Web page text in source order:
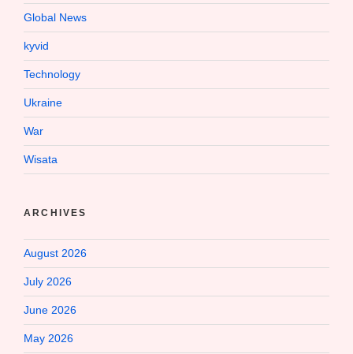
Global News
kyvid
Technology
Ukraine
War
Wisata
ARCHIVES
August 2026
July 2026
June 2026
May 2026